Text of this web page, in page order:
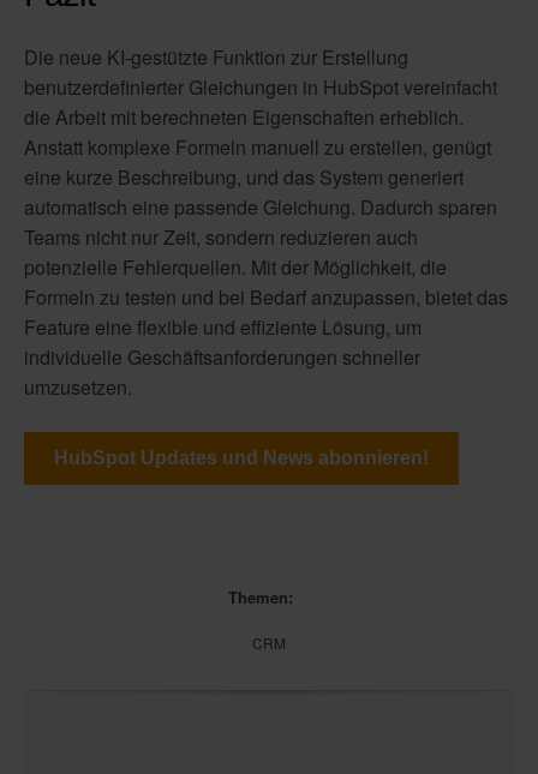
Die neue KI-gestützte Funktion zur Erstellung
benutzerdefinierter Gleichungen in HubSpot vereinfacht
die Arbeit mit berechneten Eigenschaften erheblich.
Anstatt komplexe Formeln manuell zu erstellen, genügt
eine kurze Beschreibung, und das System generiert
automatisch eine passende Gleichung. Dadurch sparen
Teams nicht nur Zeit, sondern reduzieren auch
potenzielle Fehlerquellen. Mit der Möglichkeit, die
Formeln zu testen und bei Bedarf anzupassen, bietet das
Feature eine flexible und effiziente Lösung, um
individuelle Geschäftsanforderungen schneller
umzusetzen.
HubSpot Updates und News abonnieren!
Themen:
CRM